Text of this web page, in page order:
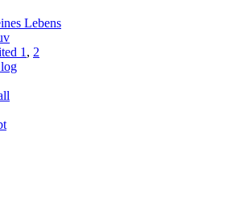
Lebens
1 , 2